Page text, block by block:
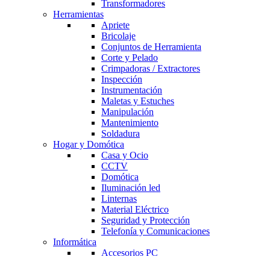
Transformadores
Herramientas
Apriete
Bricolaje
Conjuntos de Herramienta
Corte y Pelado
Crimpadoras / Extractores
Inspección
Instrumentación
Maletas y Estuches
Manipulación
Mantenimiento
Soldadura
Hogar y Domótica
Casa y Ocio
CCTV
Domótica
Iluminación led
Linternas
Material Eléctrico
Seguridad y Protección
Telefonía y Comunicaciones
Informática
Accesorios PC